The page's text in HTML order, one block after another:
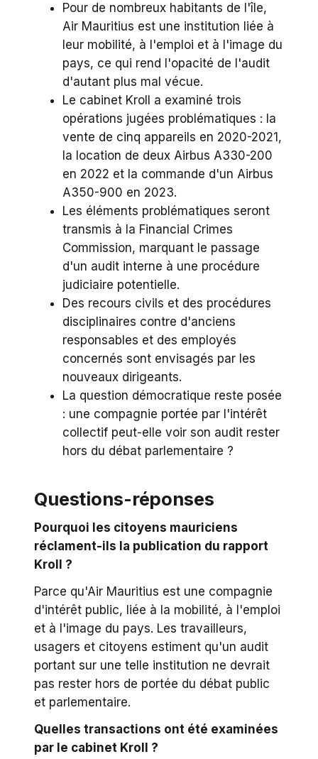
Pour de nombreux habitants de l'île,
Air Mauritius est une institution liée à
leur mobilité, à l'emploi et à l'image du
pays, ce qui rend l'opacité de l'audit
d'autant plus mal vécue.
Le cabinet Kroll a examiné trois
opérations jugées problématiques : la
vente de cinq appareils en 2020-2021,
la location de deux Airbus A330-200
en 2022 et la commande d'un Airbus
A350-900 en 2023.
Les éléments problématiques seront
transmis à la Financial Crimes
Commission, marquant le passage
d'un audit interne à une procédure
judiciaire potentielle.
Des recours civils et des procédures
disciplinaires contre d'anciens
responsables et des employés
concernés sont envisagés par les
nouveaux dirigeants.
La question démocratique reste posée
: une compagnie portée par l'intérêt
collectif peut-elle voir son audit rester
hors du débat parlementaire ?
Questions-réponses
Pourquoi les citoyens mauriciens
réclament-ils la publication du rapport
Kroll ?
Parce qu'Air Mauritius est une compagnie
d'intérêt public, liée à la mobilité, à l'emploi
et à l'image du pays. Les travailleurs,
usagers et citoyens estiment qu'un audit
portant sur une telle institution ne devrait
pas rester hors de portée du débat public
et parlementaire.
Quelles transactions ont été examinées
par le cabinet Kroll ?